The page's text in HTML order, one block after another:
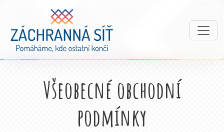
Všeobecné obchodní
podmínky